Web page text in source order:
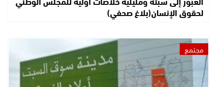
لحقوق الإنسان(بلاغ صحفي)
مجتمع